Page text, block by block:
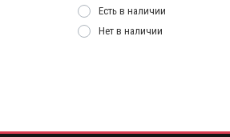
Есть в наличии
Нет в наличии